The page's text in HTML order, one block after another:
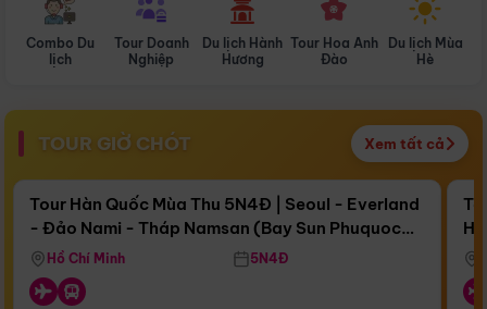
Combo Du
lịch
Tour Doanh
Nghiệp
Du lịch Hành
Hương
Tour Hoa Anh
Đào
Du lịch Mùa
Hè
TOUR GIỜ CHÓT Xem tất cả
Còn17 ngày 05:06:24
Bay Sun Phuquoc Airways
Điểm nổi bật
Tour Hàn Quốc Mùa Thu 5N4Đ | Seoul - Everland
- Đảo Nami - Tháp Namsan (Bay Sun Phuquoc
Airways)
Hồ Chí Minh 5N4Đ